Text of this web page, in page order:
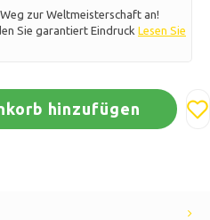
zur Weltmeisterschaft an!
Sie garantiert Eindruck Lesen Sie
hinzufügen